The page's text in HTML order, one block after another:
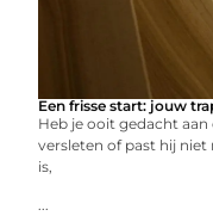
Een frisse start: jouw
Heb je ooit gedacht
versleten of past hij
is,
...